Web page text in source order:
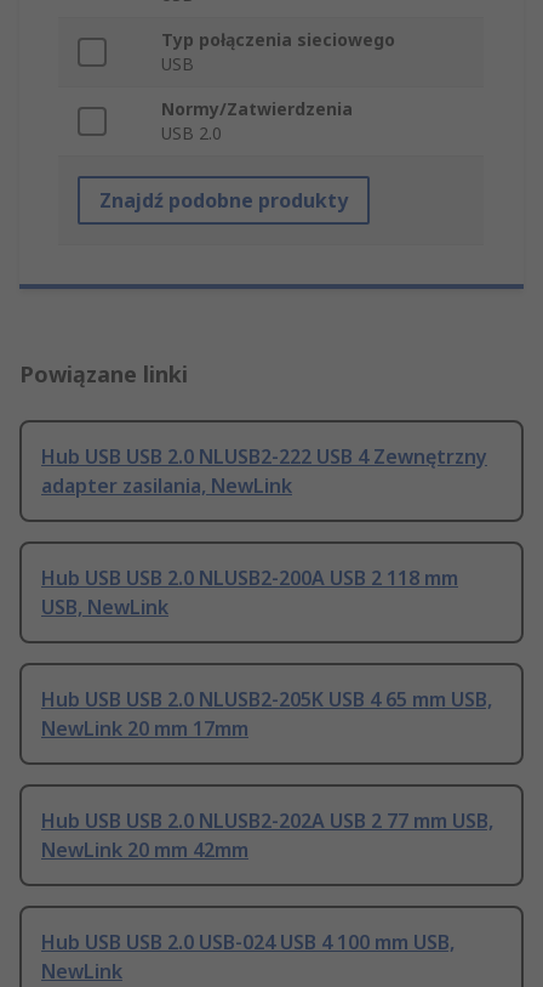
Typ połączenia sieciowego
USB
Normy/Zatwierdzenia
USB 2.0
Znajdź podobne produkty
Powiązane linki
Hub USB USB 2.0 NLUSB2-222 USB 4 Zewnętrzny
adapter zasilania, NewLink
Hub USB USB 2.0 NLUSB2-200A USB 2 118 mm
USB, NewLink
Hub USB USB 2.0 NLUSB2-205K USB 4 65 mm USB,
NewLink 20 mm 17mm
Hub USB USB 2.0 NLUSB2-202A USB 2 77 mm USB,
NewLink 20 mm 42mm
Hub USB USB 2.0 USB-024 USB 4 100 mm USB,
NewLink